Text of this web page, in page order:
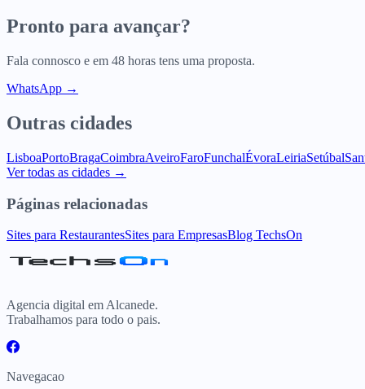
Pronto para avançar?
Fala connosco e em 48 horas tens uma proposta.
WhatsApp →
Outras cidades
LisboaPortoBragaCoimbraAveiroFaroFunchalÉvoraLeiriaSetúbal
Ver todas as cidades →
Páginas relacionadas
Sites para RestaurantesSites para EmpresasBlog TechsOn
Agencia digital em Alcanede.
Trabalhamos para todo o pais.
Navegacao